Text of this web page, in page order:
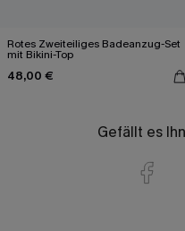
Rotes Zweiteiliges Badeanzug-Set
mit Bikini-Top
48,00 €
Gefällt es